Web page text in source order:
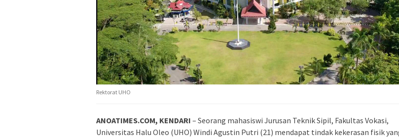
Rektorat UHO
ANOATIMES.COM, KENDARI – Seorang mahasiswi Jurusan Teknik Sipil, Fakultas Vokasi,
Universitas Halu Oleo (UHO) Windi Agustin Putri (21) mendapat tindak kekerasan fisik